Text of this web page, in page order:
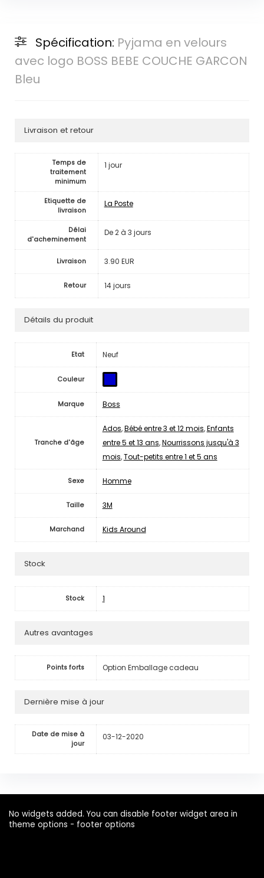
Spécification: Pyjama en velours
avec logo BOSS BEBE COUCHE GARCON
Bleu
Livraison et retour
Temps de
traitement
minimum
1 jour
Etiquette de
livraison
La Poste
Délai
d'acheminement
De 2 à 3 jours
Livraison 3.90 EUR
Retour 14 jours
Détails du produit
Etat Neuf
Couleur
Marque Boss
Tranche d'âge
Ados,Bébé entre 3 et 12 mois,Enfants
entre 5 et 13 ans,Nourrissons jusqu'à 3
mois,Tout-petits entre 1 et 5 ans
Sexe Homme
Taille 3M
Marchand Kids Around
Stock
Stock 1
Autres avantages
Points forts Option Emballage cadeau
Dernière mise à jour
Date de mise à
jour
03-12-2020
No widgets added. You can disable footer widget area in
theme options - footer options